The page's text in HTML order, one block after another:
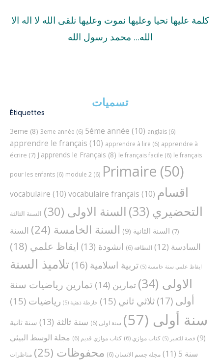
كلمة عليها نحيا وعليها نموت وعليها نلقى الله لا اله الا
الله… محمد رسول الله
تسميات
Étiquettes
3eme (8) 3eme année (6) 5éme année (10) anglais (6)
apprendre le français (10) apprendre à lire (6) apprendre à
écrire (7) J'apprends le Français (8) le français facile (6) le français
pour les enfants (6) module 2 (6) Primaire (50)
vocabulaire (10) vocabulaire français (10) اقسام
التحضيري (33) السنة الاولى (30)
السنة الثالثة
(7)
السنة الثانية (9) السنة الخامسة (24)
السنة
السادسة (12) النظافة (6) انشودة (13) ايقاظ علمي (18)
ايقاظ علمي سنة خامسة (5) تربية اسلامية (16)
تلاميذ السنة
الاولى (34) تمارين (14)
تمارين رياضيات سنة
أولى (17) ثلاثي ثاني (15) خارطة ذهنية (5) رياضيات (15)
سنة أولى (57) سنة اولى (6) سنة ثالثة (13)
سنة ثانية
(9)
قصة للتعبير (5) كتاب موازي (6) كتاب موازي قديم (6)
مجلة الوسط البيئي
سنة 5
(11) مجلة جسم الانسان (6) محفوظات (25)
مناظرات